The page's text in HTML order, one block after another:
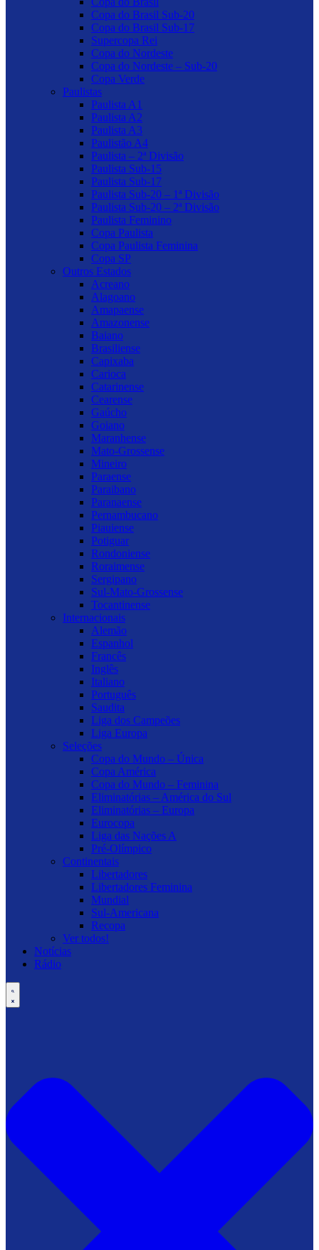
Copa do Brasil Sub-20
Copa do Brasil Sub-17
Supercopa Rei
Copa do Nordeste
Copa do Nordeste – Sub-20
Copa Verde
Paulistas
Paulista A1
Paulista A2
Paulista A3
Paulistão A4
Paulista – 2ª Divisão
Paulista Sub-15
Paulista Sub-17
Paulista Sub-20 – 1ª Divisão
Paulista Sub-20 – 2ª Divisão
Paulista Feminino
Copa Paulista
Copa Paulista Feminina
Copa SP
Outros Estados
Acreano
Alagoano
Amapaense
Amazonense
Baiano
Brasiliense
Capixaba
Carioca
Catarinense
Cearense
Gaúcho
Goiano
Maranhense
Mato-Grossense
Mineiro
Paraense
Paraibano
Paranaense
Pernambucano
Piauiense
Potiguar
Rondoniense
Roraimense
Sergipano
Sul-Mato-Grossense
Tocantinense
Internacionais
Alemão
Espanhol
Francês
Inglês
Italiano
Português
Saudita
Liga dos Campeões
Liga Europa
Seleções
Copa do Mundo – Única
Copa América
Copa do Mundo – Feminina
Eliminatórias – América do Sul
Eliminatórias – Europa
Eurocopa
Liga das Nações A
Pré-Olímpico
Continentais
Libertadores
Libertadores Feminina
Mundial
Sul-Americana
Recopa
Ver todos!
Notícias
Rádio